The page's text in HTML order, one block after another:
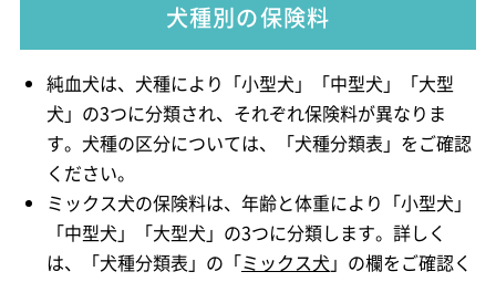
犬種別の保険料
純血犬は、犬種により「小型犬」「中型犬」「大型
犬」の3つに分類され、それぞれ保険料が異なりま
す。犬種の区分については、「犬種分類表」をご確認
ください。
ミックス犬の保険料は、年齢と体重により「小型犬」
「中型犬」「大型犬」の3つに分類します。詳しく
は、「犬種分類表」の「ミックス犬 」の欄をご確認く